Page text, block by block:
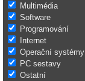
Multimédia
Software
Programování
Internet
Operační systémy
PC sestavy
Ostatní